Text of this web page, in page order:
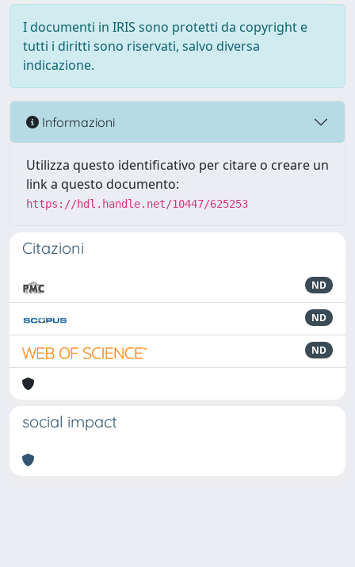
I documenti in IRIS sono protetti da copyright e
tutti i diritti sono riservati, salvo diversa
indicazione.
Informazioni
Utilizza questo identificativo per citare o creare un
link a questo documento:
https://hdl.handle.net/10447/625253
Citazioni
ND
ND
ND
social impact